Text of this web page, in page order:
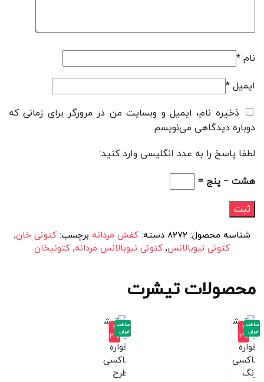
نام *
ایمیل *
ذخیره نام، ایمیل و وبسایت من در مرورگر برای زمانی که
دوباره دیدگاهی می‌نویسم.
لطفا پاسخ را به عدد انگلیسی وارد کنید:
هشت − پنج =
شناسه محصول: 8272 دسته:کفش مردانه برچسب:کتونی خان,
کتونی نیوبالانس, کتونی نیوبالانس مردانه, کتونیخان
محصولات تیشرت
-3
2%
ساخت
ایران
-3
3%
ساخت
ایران